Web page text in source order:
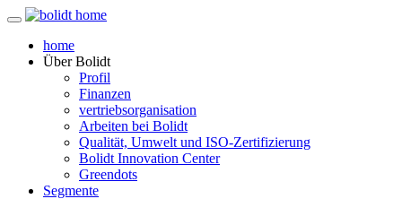
home
ÜberBolidt
Profil
Finanzen
vertriebsorganisation
Arbeiten bei Bolidt
Qualität, Umwelt und ISO-Zertifizierung
Bolidt Innovation Center
Greendots
Segmente